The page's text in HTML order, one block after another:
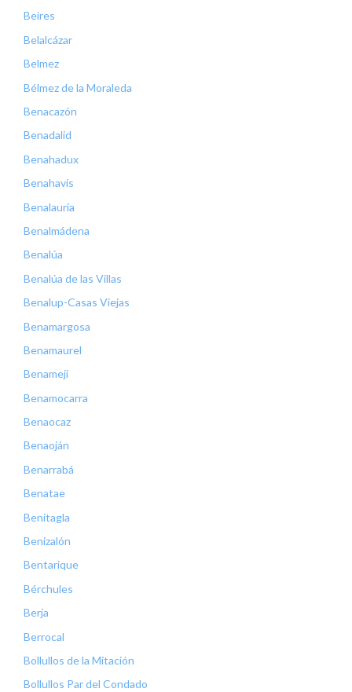
Beires
Belalcázar
Belmez
Bélmez de la Moraleda
Benacazón
Benadalid
Benahadux
Benahavís
Benalauría
Benalmádena
Benalúa
Benalúa de las Villas
Benalup-Casas Viejas
Benamargosa
Benamaurel
Benamejí
Benamocarra
Benaocaz
Benaoján
Benarrabá
Benatae
Benitagla
Benizalón
Bentarique
Bérchules
Berja
Berrocal
Bollullos de la Mitación
Bollullos Par del Condado